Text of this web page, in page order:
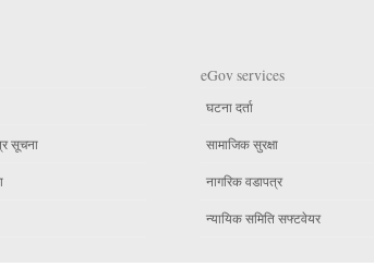
सूचना
eGov services
घटना दर्ता
सामाजिक सुरक्षा
नागरिक वडापत्र
न्यायिक समिति सफ्टवेयर